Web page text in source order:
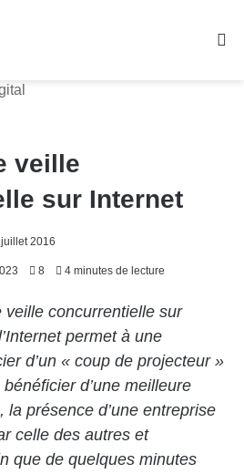
veille
sur Internet
2016
8 4 minutes de lecture
concurrentielle sur
permet à une
d’un « coup de projecteur »
d’une meilleure
la présence d’une entreprise
celle des autres et
que de quelques minutes